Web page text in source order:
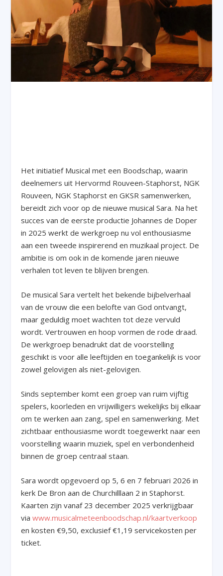
Het initiatief Musical met een Boodschap, waarin
deelnemers uit Hervormd Rouveen-Staphorst, NGK
Rouveen, NGK Staphorst en GKSR samenwerken,
bereidt zich voor op de nieuwe musical Sara. Na het
succes van de eerste productie Johannes de Doper
in 2025 werkt de werkgroep nu vol enthousiasme
aan een tweede inspirerend en muzikaal project. De
ambitie is om ook in de komende jaren nieuwe
verhalen tot leven te blijven brengen.
De musical Sara vertelt het bekende bijbelverhaal
van de vrouw die een belofte van God ontvangt,
maar geduldig moet wachten tot deze vervuld
wordt. Vertrouwen en hoop vormen de rode draad.
De werkgroep benadrukt dat de voorstelling
geschikt is voor alle leeftijden en toegankelijk is voor
zowel gelovigen als niet-gelovigen.
Sinds september komt een groep van ruim vijftig
spelers, koorleden en vrijwilligers wekelijks bij elkaar
om te werken aan zang, spel en samenwerking. Met
zichtbaar enthousiasme wordt toegewerkt naar een
voorstelling waarin muziek, spel en verbondenheid
binnen de groep centraal staan.
Sara wordt opgevoerd op 5, 6 en 7 februari 2026 in
kerk De Bron aan de Churchilllaan 2 in Staphorst.
Kaarten zijn vanaf 23 december 2025 verkrijgbaar
viawww.musicalmeteenboodschap.nl/kaartverkoop
en kosten €9,50, exclusief €1,19 servicekosten per
ticket.